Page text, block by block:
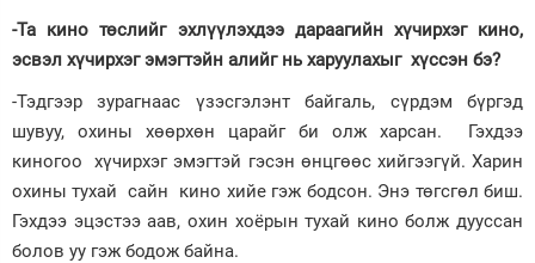
-Та кино төслийг эхлүүлэхдээ дараагийн хүчирхэг кино,
эсвэл хүчирхэг эмэгтэйн алийг нь харуулахыг хүссэн бэ?
-Тэдгээр зурагнаас үзэсгэлэнт байгаль, сүрдэм бүргэд
шувуу, охины хөөрхөн царайг би олж харсан. Гэхдээ
киногоо хүчирхэг эмэгтэй гэсэн өнцгөөс хийгээгүй. Харин
охины тухай сайн кино хийе гэж бодсон. Энэ төгсгөл биш.
Гэхдээ эцэстээ аав, охин хоёрын тухай кино болж дууссан
болов уу гэж бодож байна.